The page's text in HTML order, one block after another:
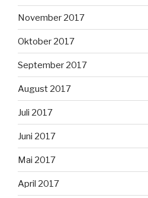
November 2017
Oktober 2017
September 2017
August 2017
Juli 2017
Juni 2017
Mai 2017
April 2017